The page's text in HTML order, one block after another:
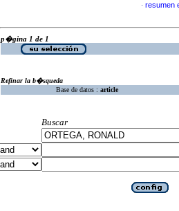
· resumen
p�gina 1 de 1
Refinar la b�squeda
Base de datos : article
Buscar